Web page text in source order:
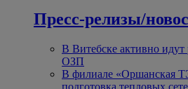
Пресс-релизы/
В Витебске активно идут
ОЗП
В филиале «Оршанская